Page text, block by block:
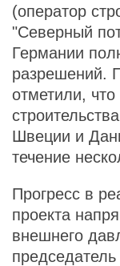
(оператор
"Северный
Германии
разрешений.
отметили,
Швеции и
течение
Прогресс в
проекта
внешнего